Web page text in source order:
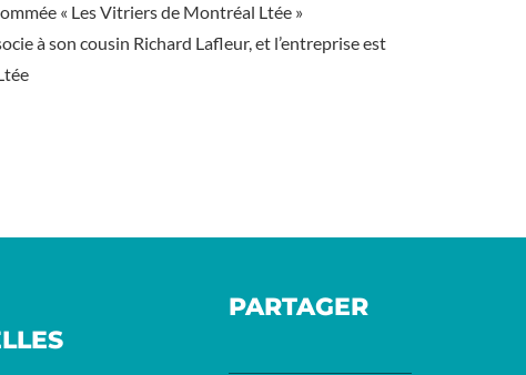
« Les Vitriers de Montréal Ltée »
à son cousin Richard Lafleur, et l’entreprise est
PARTAGER